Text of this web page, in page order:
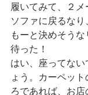
履いてみて、２
ソファに戻るな
もーと決めそうな
待った！
はい、座ってな
ょう。カーペッ
ろであれば、お